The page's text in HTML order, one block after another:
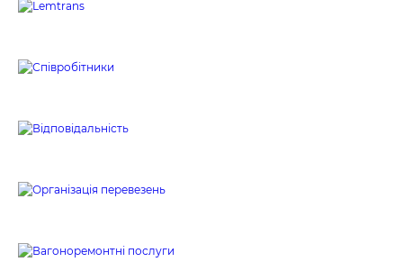
Співробітники
Відповідальність
Організація перевезень
Вагоноремонтні послуги